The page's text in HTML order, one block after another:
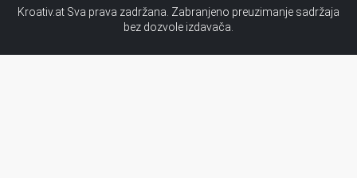
Kroativ.at Sva prava zadržana. Zabranjeno preuzimanje sadržaja
bez dozvole izdavača.